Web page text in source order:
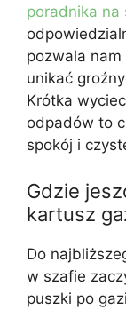
poradnika na
pozwala
unikać
Krótka
odpadów to
spokój i
Gdzie
kartusz
Do
w szafie
puszki po